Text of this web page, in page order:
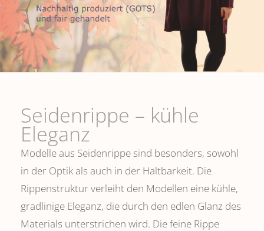
Seidenrippe­ – kühle
Eleganz
Modelle aus Seidenrippe sind besonders, sowohl
in der Optik als auch in der Haltbarkeit. Die
Rippenstruktur verleiht den Modellen eine kühle,
gradlinige Eleganz, die durch den edlen Glanz des
Materials unterstrichen wird. Die feine Rippe